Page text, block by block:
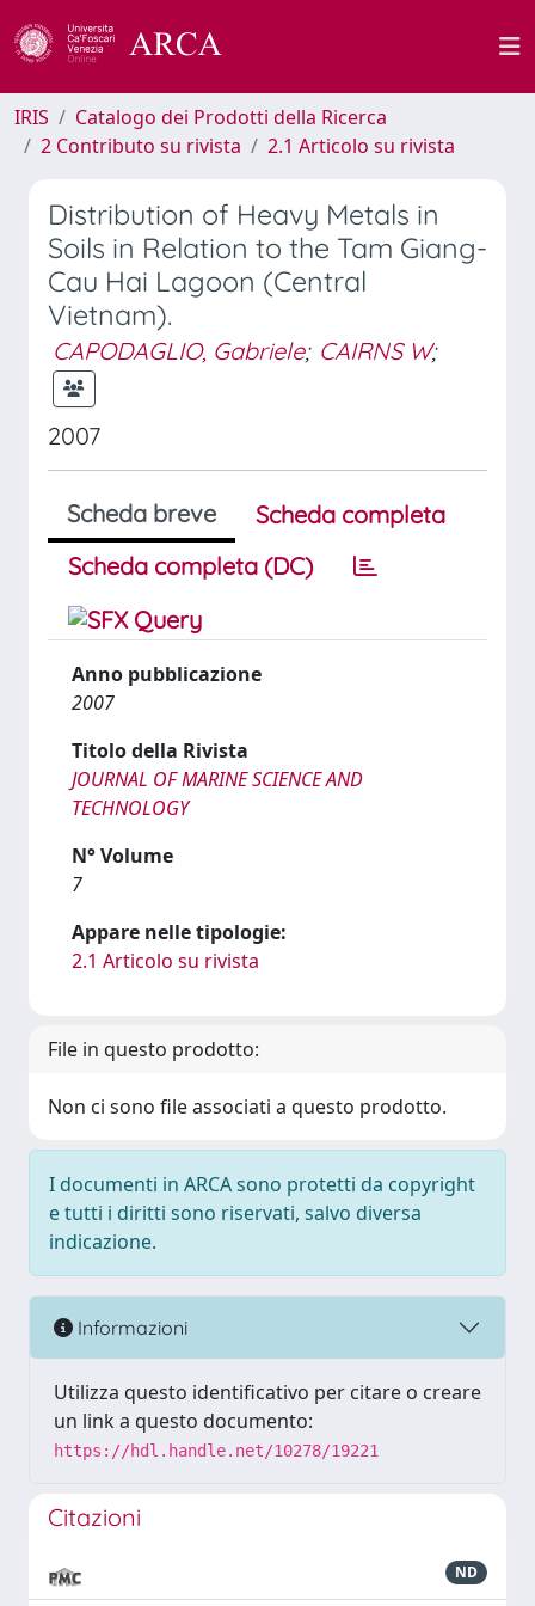
IRIS
Catalogo dei Prodotti della Ricerca
2 Contributo su rivista
2.1 Articolo su rivista
Distribution of Heavy Metals in
Soils in Relation to the Tam Giang-
Cau Hai Lagoon (Central
Vietnam).
CAPODAGLIO, Gabriele; CAIRNS W;
2007
Scheda breve
Scheda completa
Scheda completa (DC)
Anno pubblicazione
2007
Titolo della Rivista
JOURNAL OF MARINE SCIENCE AND
TECHNOLOGY
N° Volume
7
Appare nelle tipologie:
2.1 Articolo su rivista
File in questo prodotto:
Non ci sono file associati a questo prodotto.
I documenti in ARCA sono protetti da copyright
e tutti i diritti sono riservati, salvo diversa
indicazione.
Informazioni
Utilizza questo identificativo per citare o creare
un link a questo documento:
https://hdl.handle.net/10278/19221
Citazioni
ND